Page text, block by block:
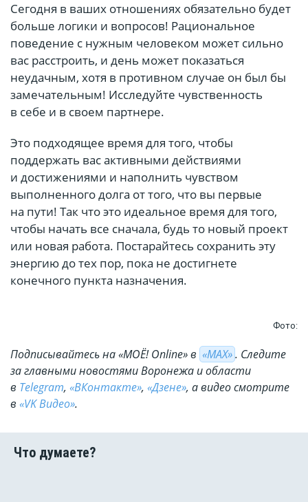
Сегодня в ваших отношениях обязательно будет
больше логики и вопросов! Рациональное
поведение с нужным человеком может сильно
вас расстроить, и день может показаться
неудачным, хотя в противном случае он был бы
замечательным! Исследуйте чувственность
в себе и в своем партнере.
Это подходящее время для того, чтобы
поддержать вас активными действиями
и достижениями и наполнить чувством
выполненного долга от того, что вы первые
на пути! Так что это идеальное время для того,
чтобы начать все сначала, будь то новый проект
или новая работа. Постарайтесь сохранить эту
энергию до тех пор, пока не достигнете
конечного пункта назначения.
Фото:
Подписывайтесь на «МОЁ! Online» в «МАХ». Cледите
за главными новостями Воронежа и области
в Telegram, «ВКонтакте», «Дзене», а видео смотрите
в «VK Видео».